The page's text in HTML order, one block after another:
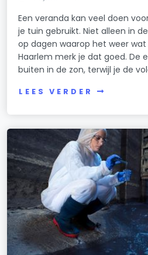
Een veranda kan veel doen
je tuin gebruikt. Niet alleen in
op dagen waarop het weer wat
Haarlem merk je dat goed. De
buiten in de zon, terwijl je de
LEES VERDER